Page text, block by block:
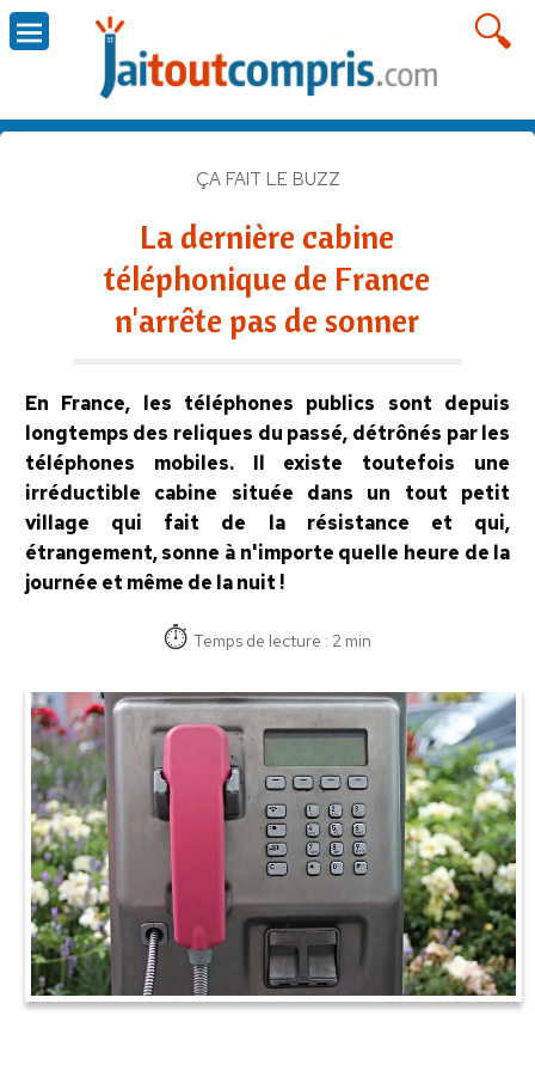
ÇA FAIT LE BUZZ
La dernière cabine
téléphonique de France
n'arrête pas de sonner
En France, les téléphones publics sont depuis
longtemps des reliques du passé, détrônés par les
téléphones mobiles. Il existe toutefois une
irréductible cabine située dans un tout petit
village qui fait de la résistance et qui,
étrangement, sonne à n'importe quelle heure de la
journée et même de la nuit !
Temps de lecture : 2 min